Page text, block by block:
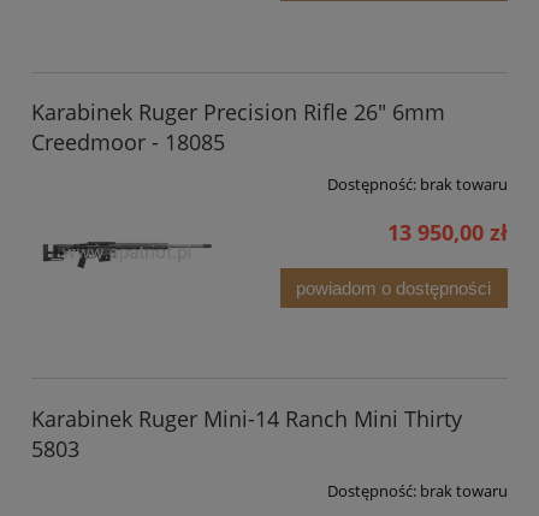
Karabinek Ruger Precision Rifle 26" 6mm
Creedmoor - 18085
Dostępność: brak towaru
13 950,00 zł
powiadom o dostępności
Karabinek Ruger Mini-14 Ranch Mini Thirty
5803
Dostępność: brak towaru